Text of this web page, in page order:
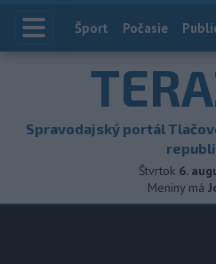
Index
Šport Počasie
Spravodajský portál
Štvrtok 6.
Meniny má